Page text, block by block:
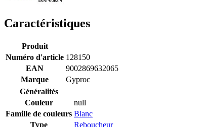
Caractéristiques
Produit
Numéro d'article 128150
EAN
9002869632065
Marque
Gyproc
Généralités
Couleur
null
Famille de couleurs Blanc
Type
Reboucheur